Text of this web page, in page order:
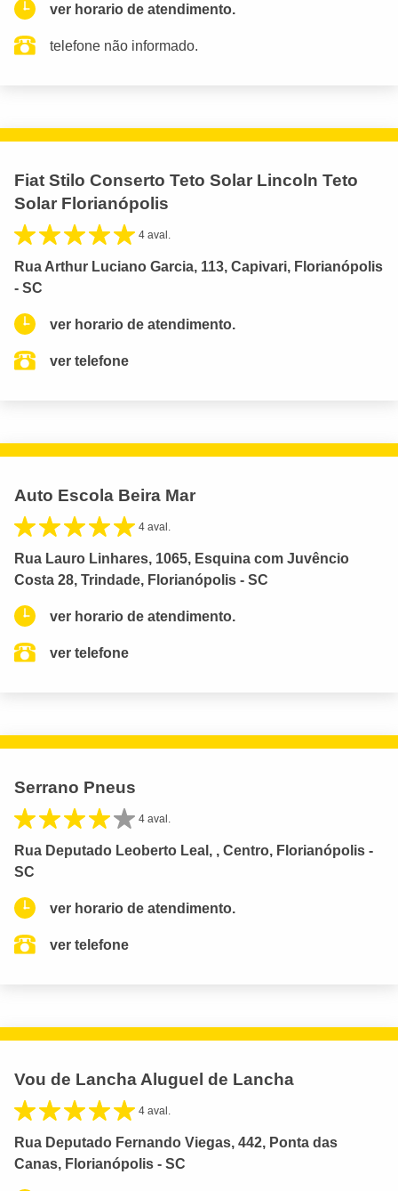
ver horario de atendimento.
telefone não informado.
Fiat Stilo Conserto Teto Solar Lincoln Teto
Solar Florianópolis
4 aval.
Rua Arthur Luciano Garcia, 113, Capivari, Florianópolis
- SC
ver horario de atendimento.
ver telefone
Auto Escola Beira Mar
4 aval.
Rua Lauro Linhares, 1065, Esquina com Juvêncio
Costa 28, Trindade, Florianópolis - SC
ver horario de atendimento.
ver telefone
Serrano Pneus
4 aval.
Rua Deputado Leoberto Leal, , Centro, Florianópolis -
SC
ver horario de atendimento.
ver telefone
Vou de Lancha Aluguel de Lancha
4 aval.
Rua Deputado Fernando Viegas, 442, Ponta das
Canas, Florianópolis - SC